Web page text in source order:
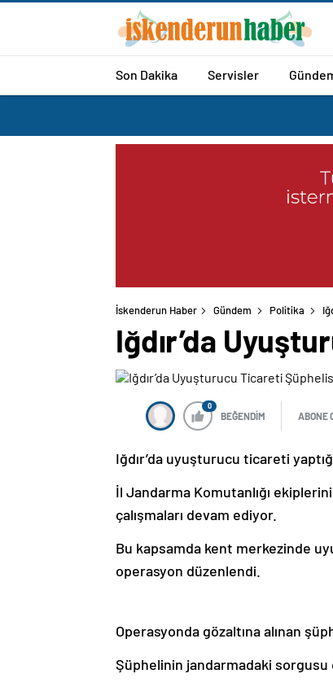
Son Dakika Servisler
İskenderun Haber Gündem Politika
Iğdır’da
0
BEĞENDİM ABONE
Iğdır’da uyuşturucu ticareti
İl Jandarma Komutanlığı
çalışmaları devam ediyor.
Bu kapsamda kent merkezinde
operasyon düzenlendi.
Operasyonda gözaltına alınan
Şüphelinin jandarmadaki sorgusu